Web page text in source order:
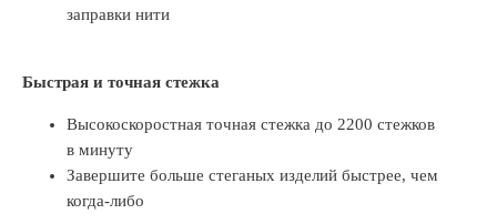
заправки нити
Быстрая и точная стежка
Высокоскоростная точная стежка до 2200 стежков
в минуту
Завершите больше стеганых изделий быстрее, чем
когда-либо